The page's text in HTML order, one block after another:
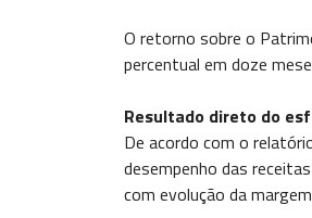
O retorno sobre o
percentual em doze
Resultado direto do
De acordo com o
desempenho das
com evolução da